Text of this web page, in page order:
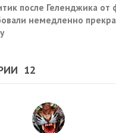
после Геленджика от
немедленно
12